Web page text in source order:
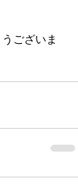
ございま